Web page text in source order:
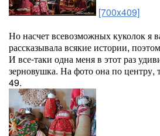
[700x409]
Но насчет всевозможных куколок я
рассказывала всякие истории,
И все-таки одна меня в этот раз
зерновушка. На фото она по центру,
49.